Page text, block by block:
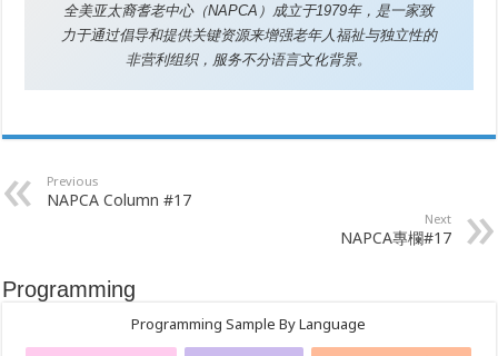
全美亚太裔耆老中心（NAPCA ）成立于1979年，是一家致
力于通过倡导和提供关键资源来增强老年人福祉与独立性的
非营利组织，服务不分语言文化背景。
Previous
NAPCA Column #17
Next
NAPCA專欄#17
Programming
Programming Sample By Language